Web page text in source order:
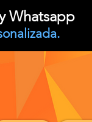
Whatsapp